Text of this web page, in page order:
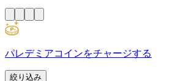
パレデミアコインをチャージする
絞り込み